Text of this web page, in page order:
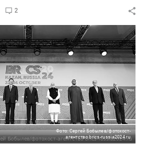
2
Фото: Сергей Бобылев/фотохост-
агентство brics-russia2024.ru